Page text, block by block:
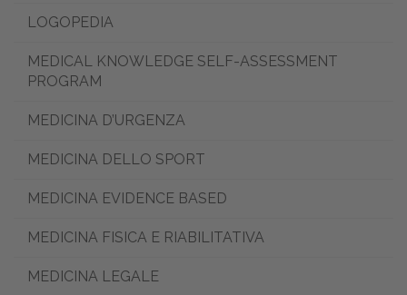
LOGOPEDIA
MEDICAL KNOWLEDGE SELF-ASSESSMENT
PROGRAM
MEDICINA D’URGENZA
MEDICINA DELLO SPORT
MEDICINA EVIDENCE BASED
MEDICINA FISICA E RIABILITATIVA
MEDICINA LEGALE